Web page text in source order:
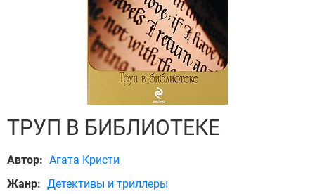
ТРУП В БИБЛИОТЕКЕ
Автор: Агата Кристи
Жанр: Детективы и триллеры